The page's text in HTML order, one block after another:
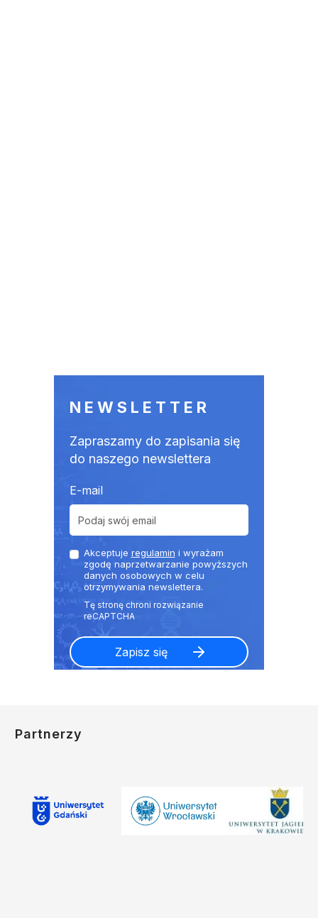
NEWSLETTER
Zapraszamy do zapisania się
do naszego newslettera
E-mail
Akceptuje regulamin i wyrażam
zgodę naprzetwarzanie powyższych
danych osobowych w celu
otrzymywania newslettera.
Partnerzy